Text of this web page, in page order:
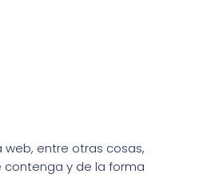
entre otras cosas,
contenga y de la forma